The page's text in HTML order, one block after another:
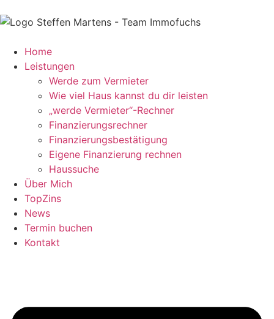
Home
Leistungen
Werde zum Vermieter
Wie viel Haus kannst du dir leisten
„werde Vermieter“-Rechner
Finanzierungsrechner
Finanzierungsbestätigung
Eigene Finanzierung rechnen
Haussuche
Über Mich
TopZins
News
Termin buchen
Kontakt